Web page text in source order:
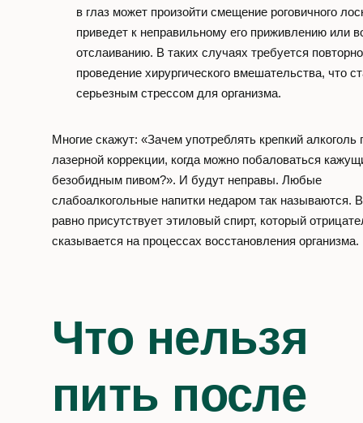
в глаз может произойти смещение роговичного
приведет к неправильному его приживлению или
отслаиванию. В таких случаях требуется
проведение хирургического вмешательства, что
серьезным стрессом для организма.
Многие скажут: «Зачем употреблять крепкий алкоголь
лазерной коррекции, когда можно побаловаться
безобидным пивом?». И будут неправы. Любые
слабоалкогольные напитки недаром так называются.
равно присутствует этиловый спирт, который
сказывается на процессах восстановления организма.
Что нельзя
пить после